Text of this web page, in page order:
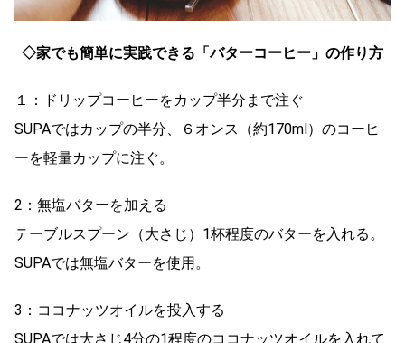
◇家でも簡単に実践できる「バターコーヒー」の作り方
１：ドリップコーヒーをカップ半分まで注ぐ
SUPAではカップの半分、６オンス（約170ml）のコーヒ
ーを軽量カップに注ぐ。
2：無塩バターを加える
テーブルスプーン（大さじ）1杯程度のバターを入れる。
SUPAでは無塩バターを使用。
3：ココナッツオイルを投入する
SUPAでは大さじ4分の1程度のココナッツオイルを入れて